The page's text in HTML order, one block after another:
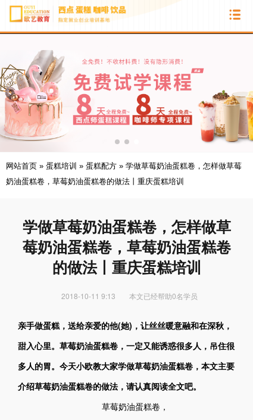
网站首页 » 蛋糕培训 » 蛋糕配方 » 学做草莓奶油蛋糕卷，怎样做草莓
奶油蛋糕卷，草莓奶油蛋糕卷的做法丨重庆蛋糕培训
学做草莓奶油蛋糕卷，怎样做草
莓奶油蛋糕卷，草莓奶油蛋糕卷
的做法丨重庆蛋糕培训
2018-10-11 9:13 本文已经帮助0名学员
亲手做蛋糕，送给亲爱的他(她)，让丝丝暖意融和在深秋，
甜入心里。草莓奶油蛋糕卷，一定又能诱惑很多人，吊住很
多人的胃。今天小欧教大家学做草莓奶油蛋糕卷，本文主要
介绍草莓奶油蛋糕卷的做法，请认真阅读全文吧。
草莓奶油蛋糕卷，